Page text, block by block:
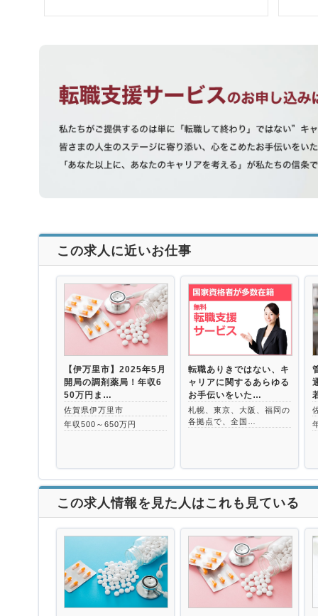
この求人に近いお仕事
【伊万里市】2025年5月
開局の調剤薬局！年収6
50万円ま…
佐賀県伊万里市
年収500～650万円
転職ありきではない、キ
ャリアに関するあらゆる
お手伝いをいた…
札幌、東京、大阪、福岡の
各拠点で、全国…
この求人情報を見た人はこれも見ている